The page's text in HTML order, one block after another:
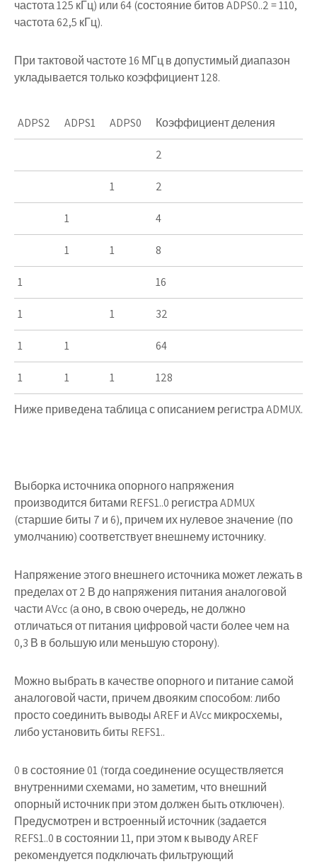
частота 125 кГц) или 64 (состояние битовADPS0..2= 110,
частота 62,5 кГц).
При тактовой частоте 16 МГц в допустимый диапазон
укладывается только коэффициент 128.
ADPS2 ADPS1 ADPS0 Коэффициент деления
2
1 2
1 4
1 1 8
1 16
1 1 32
1 1 64
1 1 1 128
Ниже приведена таблица с описанием регистраADMUX.
Выборка источника опорного напряжения
производится битами REFS1..0 регистраADMUX
(старшие биты 7 и 6), причем их нулевое значение (по
умолчанию) соответствует внешнему источнику.
Напряжение этого внешнего источника может лежать в
пределах от 2 В до напряжения питания аналоговой
частиAVcc(а оно, в свою очередь, не должно
отличаться от питания цифровой части более чем на
0,3 В в большую или меньшую сторону).
Можно выбрать в качестве опорного и питание самой
аналоговой части, причем двояким способом: либо
просто соединить выводыAREFиAVccмикросхемы,
либо установить биты REFS1..
0 в состояние 01 (тогда соединение осуществляется
внутренними схемами, но заметим, что внешний
опорный источник при этом должен быть отключен).
Предусмотрен и встроенный источник (задается
REFS1..0 в состоянии 11, при этом к выводуAREF
рекомендуется подключать фильтрующий